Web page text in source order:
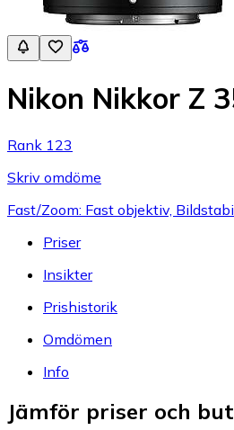
Nikon Nikkor Z
Rank 123
Skriv omdöme
Fast/Zoom: Fast objektiv,
Priser
Insikter
Prishistorik
Omdömen
Info
Jämför priser och